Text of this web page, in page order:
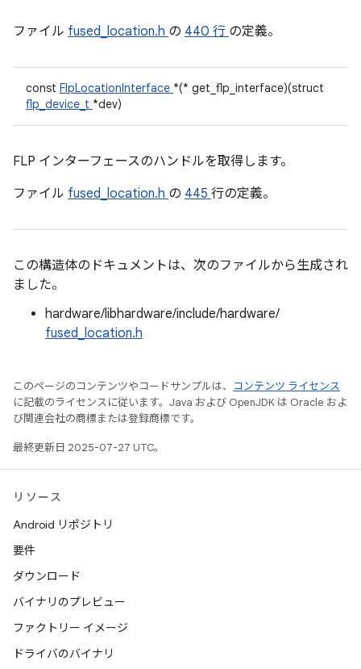
ファイル fused_location.h の 440 行 の定義。
const FlpLocationInterface *(* get_flp_interface)(struct
flp_device_t *dev)
FLP インターフェースのハンドルを取得します。
ファイル fused_location.h の 445 行の定義。
この構造体のドキュメントは、次のファイルから生成され
ました。
hardware/libhardware/include/hardware/
fused_location.h
このページのコンテンツやコードサンプルは、
コンテンツ ライセンス
に記載のライセンスに従います。Java および OpenJDK は Oracle およ
び関連会社の商標または登録商標です。
最終更新日 2025-07-27 UTC。
リソース
Android リポジトリ
要件
ダウンロード
バイナリのプレビュー
ファクトリー イメージ
ドライバのバイナリ